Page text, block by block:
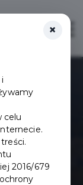
×
celu
2016/679